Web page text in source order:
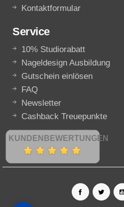
Kontaktformular
Service
10% Studiorabatt
Nageldesign Ausbildung
Gutschein einlösen
FAQ
Newsletter
Cashback Treuepunkte
KUNDENBEWERTUNGEN